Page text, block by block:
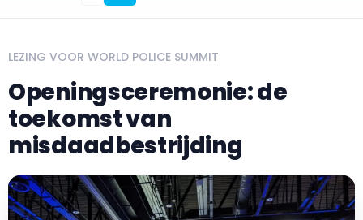
LEZING VOOR WORLD POLICE SUMMIT
Openingsceremonie: de
toekomst van
misdaadbestrijding